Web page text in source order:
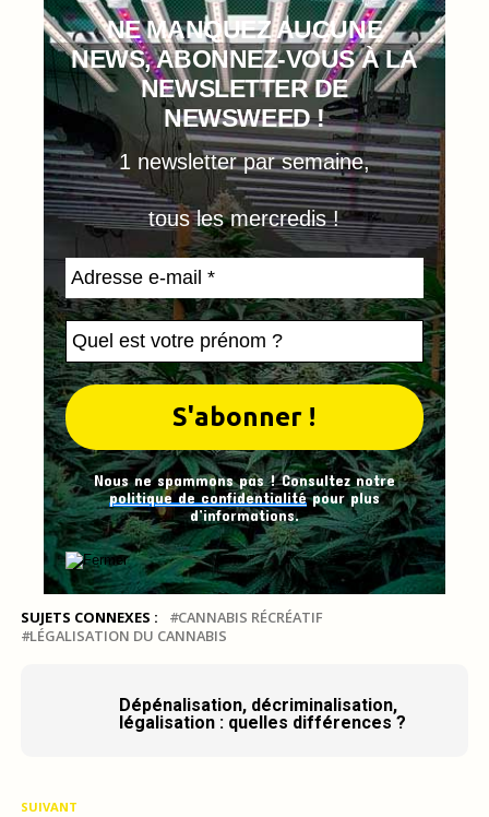
NE MANQUEZ AUCUNE
NEWS, ABONNEZ-VOUS À LA
NEWSLETTER DE
NEWSWEED !
1 newsletter par semaine,
tous les mercredis !
Nous ne spammons pas ! Consultez notre
politique de confidentialitépour plus
d’informations.
SUJETS CONNEXES :
CANNABIS RÉCRÉATIF
LÉGALISATION DU CANNABIS
Dépénalisation, décriminalisation,
légalisation : quelles différences ?
SUIVANT